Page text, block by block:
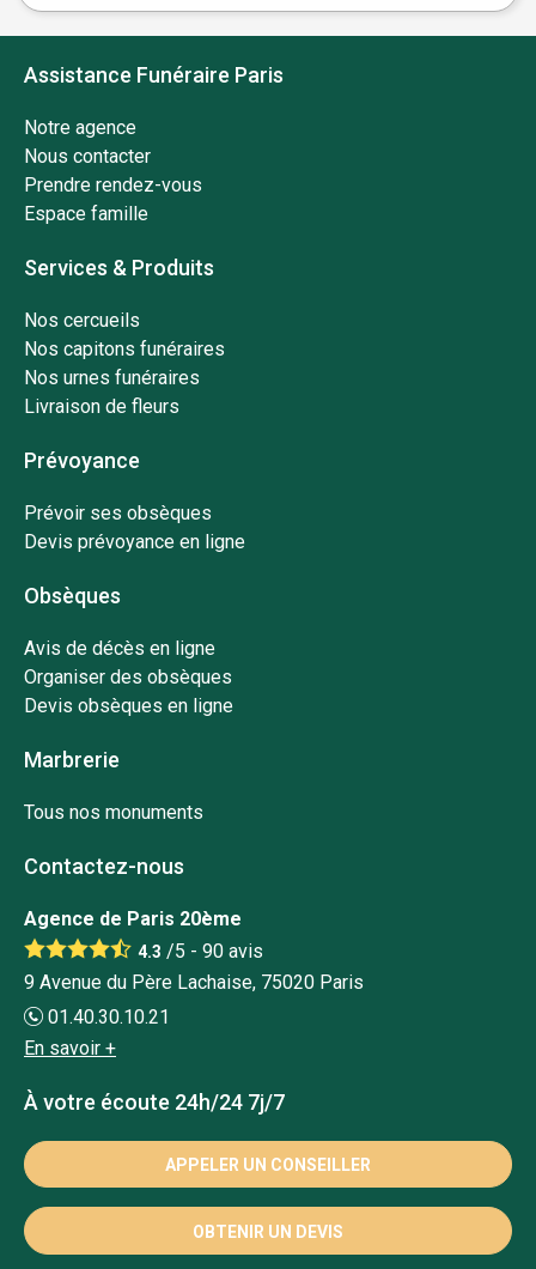
Assistance Funéraire Paris
Notre agence
Nous contacter
Prendre rendez-vous
Espace famille
Services & Produits
Nos cercueils
Nos capitons funéraires
Nos urnes funéraires
Livraison de fleurs
Prévoyance
Prévoir ses obsèques
Devis prévoyance en ligne
Obsèques
Avis de décès en ligne
Organiser des obsèques
Devis obsèques en ligne
Marbrerie
Tous nos monuments
Contactez-nous
Agence de Paris 20ème
4.3 /5 - 90 avis
9 Avenue du Père Lachaise, 75020 Paris
01.40.30.10.21
En savoir +
À votre écoute 24h/24 7j/7
APPELER UN CONSEILLER
OBTENIR UN DEVIS